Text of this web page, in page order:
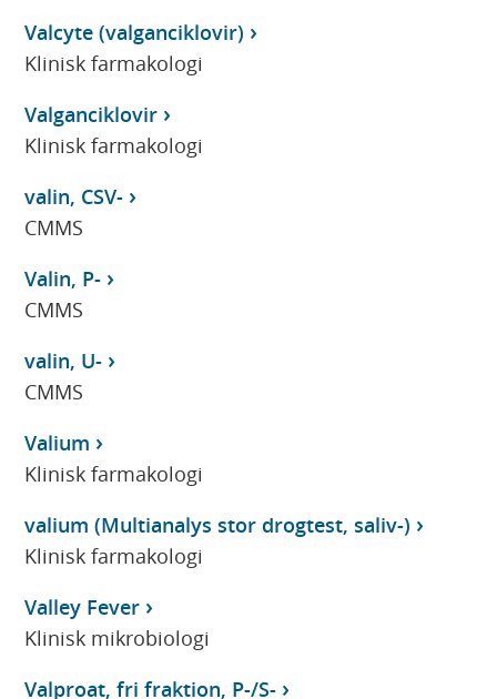
Valcyte (valganciklovir)
Klinisk farmakologi
Valganciklovir
Klinisk farmakologi
valin, CSV-
CMMS
Valin, P-
CMMS
valin, U-
CMMS
Valium
Klinisk farmakologi
valium (Multianalys stor drogtest, saliv-)
Klinisk farmakologi
Valley Fever
Klinisk mikrobiologi
Valproat, fri fraktion, P-/S-